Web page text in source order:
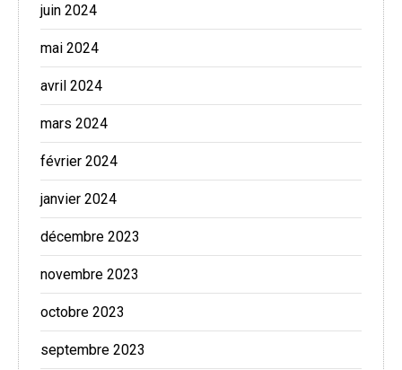
juin 2024
mai 2024
avril 2024
mars 2024
février 2024
janvier 2024
décembre 2023
novembre 2023
octobre 2023
septembre 2023